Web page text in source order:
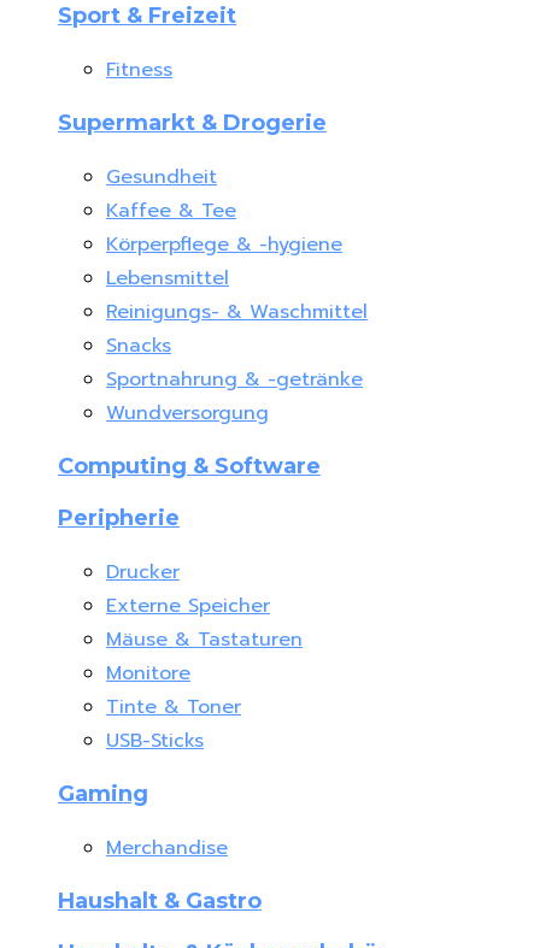
Sport & Freizeit
Fitness
Supermarkt & Drogerie
Gesundheit
Kaffee & Tee
Körperpflege & -hygiene
Lebensmittel
Reinigungs- & Waschmittel
Snacks
Sportnahrung & -getränke
Wundversorgung
Computing & Software
Peripherie
Drucker
Externe Speicher
Mäuse & Tastaturen
Monitore
Tinte & Toner
USB-Sticks
Gaming
Merchandise
Haushalt & Gastro